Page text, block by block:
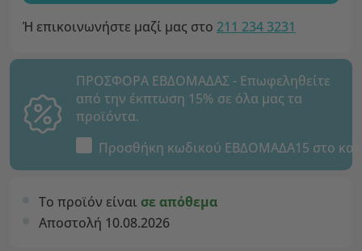
Ή επικοινωνήστε μαζί μας στο 211 234 3231
ΠΡΟΣΦΟΡΑ ΕΒΔΟΜΑΔΑΣ - Επωφεληθείτε
από την έκπτωση 15% σε όλα μας τα
προϊόντα.
Προσθήκη κωδικού ΕΒΔΟΜΑΔΑ15 στο
Το προϊόν είναι σε απόθεμα
Αποστολή 10.08.2026